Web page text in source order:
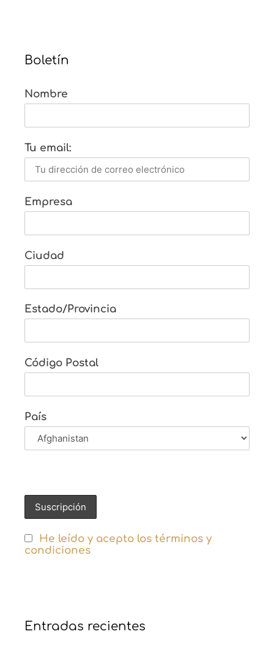
Boletín
Nombre
Tu email:
Empresa
Ciudad
Estado/Provincia
Código Postal
País
He leído y acepto los términos y
condiciones
Entradas recientes